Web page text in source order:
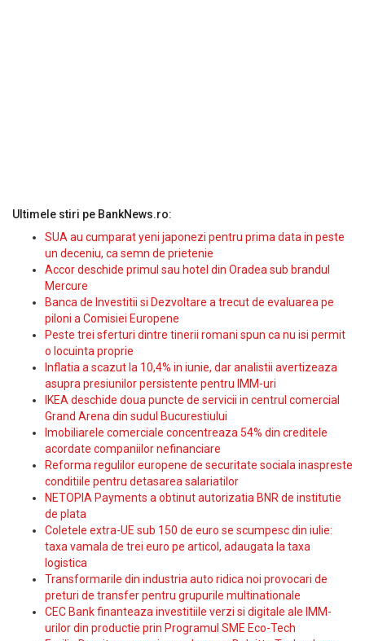
Ultimele stiri pe BankNews.ro:
SUA au cumparat yeni japonezi pentru prima data in peste
un deceniu, ca semn de prietenie
Accor deschide primul sau hotel din Oradea sub brandul
Mercure
Banca de Investitii si Dezvoltare a trecut de evaluarea pe
piloni a Comisiei Europene
Peste trei sferturi dintre tinerii romani spun ca nu isi permit
o locuinta proprie
Inflatia a scazut la 10,4% in iunie, dar analistii avertizeaza
asupra presiunilor persistente pentru IMM-uri
IKEA deschide doua puncte de servicii in centrul comercial
Grand Arena din sudul Bucurestiului
Imobiliarele comerciale concentreaza 54% din creditele
acordate companiilor nefinanciare
Reforma regulilor europene de securitate sociala inaspreste
conditiile pentru detasarea salariatilor
NETOPIA Payments a obtinut autorizatia BNR de institutie
de plata
Coletele extra-UE sub 150 de euro se scumpesc din iulie:
taxa vamala de trei euro pe articol, adaugata la taxa
logistica
Transformarile din industria auto ridica noi provocari de
preturi de transfer pentru grupurile multinationale
CEC Bank finanteaza investitiile verzi si digitale ale IMM-
urilor din productie prin Programul SME Eco-Tech